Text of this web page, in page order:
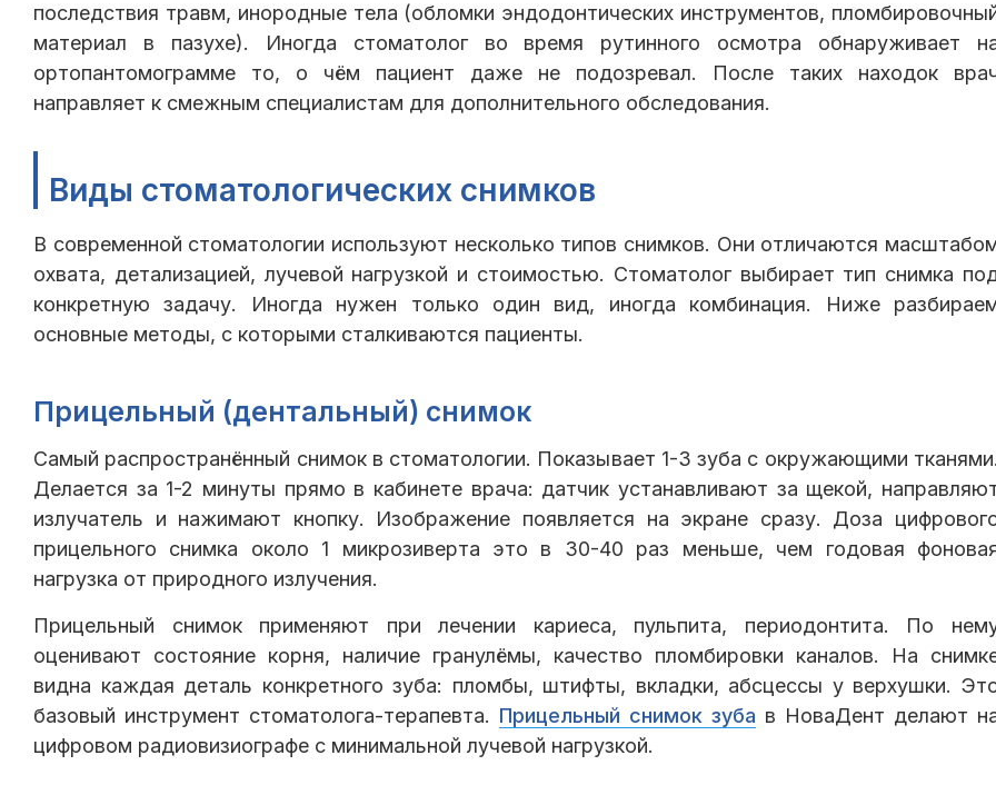
последствия травм, инородные тела (обломки эндодонтических инструментов,
материал в пазухе). Иногда стоматолог во время рутинного осмотра обнаруживает
ортопантомограмме то, о чём пациент даже не подозревал. После таких находок
направляет к смежным специалистам для дополнительного обследования.
Виды стоматологических снимков
В современной стоматологии используют несколько типов снимков. Они отличаются
охвата, детализацией, лучевой нагрузкой и стоимостью. Стоматолог выбирает тип снимка
конкретную задачу. Иногда нужен только один вид, иногда комбинация. Ниже
основные методы, с которыми сталкиваются пациенты.
Прицельный (дентальный) снимок
Самый распространённый снимок в стоматологии. Показывает 1-3 зуба с окружающими тканями.
Делается за 1-2 минуты прямо в кабинете врача: датчик устанавливают за щекой,
излучатель и нажимают кнопку. Изображение появляется на экране сразу. Доза
прицельного снимка около 1 микрозиверта это в 30-40 раз меньше, чем годовая
нагрузка от природного излучения.
Прицельный снимок применяют при лечении кариеса, пульпита, периодонтита. По
оценивают состояние корня, наличие гранулёмы, качество пломбировки каналов. На
видна каждая деталь конкретного зуба: пломбы, штифты, вкладки, абсцессы у верхушки.
базовый инструмент стоматолога-терапевта. Прицельный снимок зуба в НоваДент делают
цифровом радиовизиографе с минимальной лучевой нагрузкой.